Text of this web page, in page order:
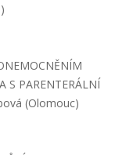
S PARENTERÁLNÍ
(Olomouc)